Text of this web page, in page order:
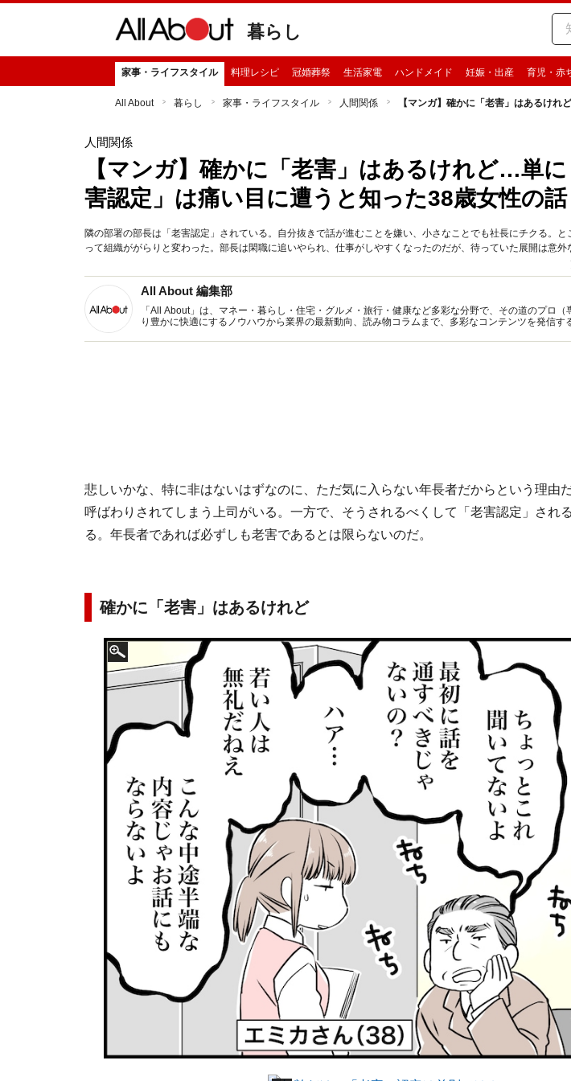
暮らし
家事・ライフスタイル 料理レシピ 冠婚葬祭 生活家電 ハンドメイド 妊娠・出産 育児・赤
All About 暮らし 家事・ライフスタイル 人間関係 【マンガ】確かに「老害」はあるけ
人間関係
【マンガ】確かに「老害」はあるけれど…単
害認定」は痛い目に遭うと知った38歳女性の話
隣の部署の部長は「老害認定」されている。自分抜きで話が進むことを嫌い、小さなことでも社長にチクる。と
って組織ががらりと変わった。部長は閑職に追いやられ、仕事がしやすくなったのだが、待っていた展開は意外
All About 編集部
「All About」は、マネー・暮らし・住宅・グルメ・旅行・健康など多彩な分野で、その道のプロ（
り豊かに快適にするノウハウから業界の最新動向、読み物コラムまで、多彩なコンテンツを発信す
悲しいかな、特に非はないはずなのに、ただ気に入らない年長者だからという理由
呼ばわりされてしまう上司がいる。一方で、そうされるべくして「老害認定」され
る。年長者であれば必ずしも老害であるとは限らないのだ。
確かに「老害」はあるけれど